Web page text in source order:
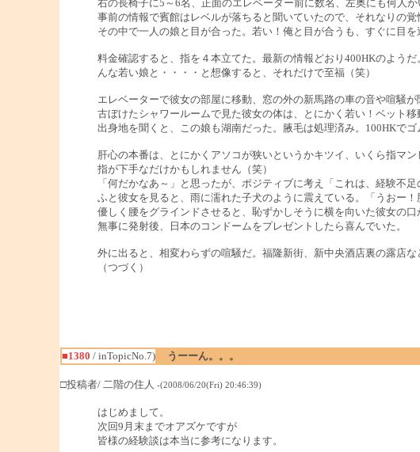
右の長椅子に5～6名、正面のエレベーター前に数名、左奥にも何人か
事前の情報で賓館はレベルが落ちると聞いていたので、それなりの
その中で一人の娘と目が合った。若い！俺と目が合うも、すぐに目
料金確認すると、指を４本立てた。最新の情報どおり400HKのよう
んな若い娘と・・・・と想像すると、それだけで至福（笑）
エレベーターで彼女の部屋に移動、窓の外の新馬路の車の音や喧騒
古ぼけたシャワールームで見た彼女の体は、とにかく若い！ベット
出身地を聞くと、この娘も湖南だった。腋毛は処理済み。100HKで
肝心の本番は、とにかくアソコが狭いというかキツイ、いくら指マ
指が下手なだけかもしれません（笑）
「何だかなあ～」と思ったが、ポジティブに考え「これは、経験不
ふと彼女を見ると、雨に濡れた子犬のように震えている。「うおー！
優しく腰をグラインドさせると、恥ずかしそうに横を向いた彼女の
無事に発射後、日本のコンドームをプレゼントしたら喜んでいた。
外に出ると、相変わらずの喧騒だ。福隆新街、新中央酒店裏の露店
（つづく）
■1380 / inTopicNo.7)
うーーん。。。
□投稿者/ 二階の住人 -(2008/06/20(Fri) 20:46:39)
はじめまして。
次回9月末までオアズケですが
皆様の経験談は本当に参考になります。